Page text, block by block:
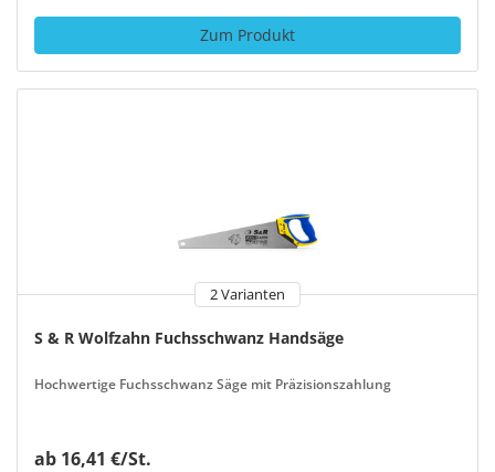
Zum Produkt
2 Varianten
S & R Wolfzahn Fuchsschwanz Handsäge
Hochwertige Fuchsschwanz Säge mit Präzisionszahlung
ab 16,41 €/St.